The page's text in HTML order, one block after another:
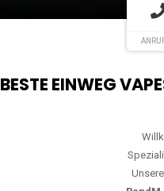
BESTE EINWEG